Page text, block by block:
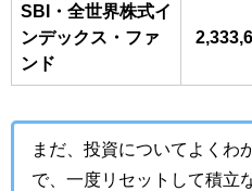
SBI・全世界株式イ
ンデックス・ファ
ンド
まだ、投資についてよくわ
で、一度リセットして積立